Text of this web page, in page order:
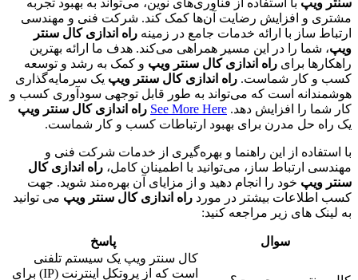
سنتر ویپ با استفاده از فناوری‌های نوین، می‌تواند به بهبود تجربه
مشتری و افزایش رضایت آن‌ها کمک کند. شرکت فنی و مهندسی
ارتباط ساز با ارائه خدمات جامع در زمینه راه اندازی کال سنتر
ویپ، شما را در این مسیر همراهی می‌کند. هدف ما ارائه بهترین
راهکارها برای راه اندازی کال سنتر ویپ و کمک به رشد و توسعه
کسب و کار شماست. راه اندازی کال سنتر ویپ یک سرمایه‌گذاری
هوشمندانه است که می‌تواند به طور قابل توجهی سودآوری کسب و
کار شما را افزایش دهد. See More Here راه اندازی کال سنتر ویپ
یک راه حل مدرن برای بهبود ارتباطات کسب و کار شماست.
با استفاده از این راهنما و بهره‌گیری از خدمات شرکت فنی و
مهندسی ارتباط ساز، می‌توانید با اطمینان کامل، راه اندازی کال
سنتر ویپ خود را انجام دهید و از مزایای آن بهره‌مند شوید. جهت
کسب اطلاعات بیشتر در مورد راه اندازی کال سنتر ویپ می توانید
به لینک های زیر مراجعه کنید:
سوال پاسخ
کال سنتر ویپ یک سیستم تلفنی
است که از پروتکل اینترنت (IP) برای